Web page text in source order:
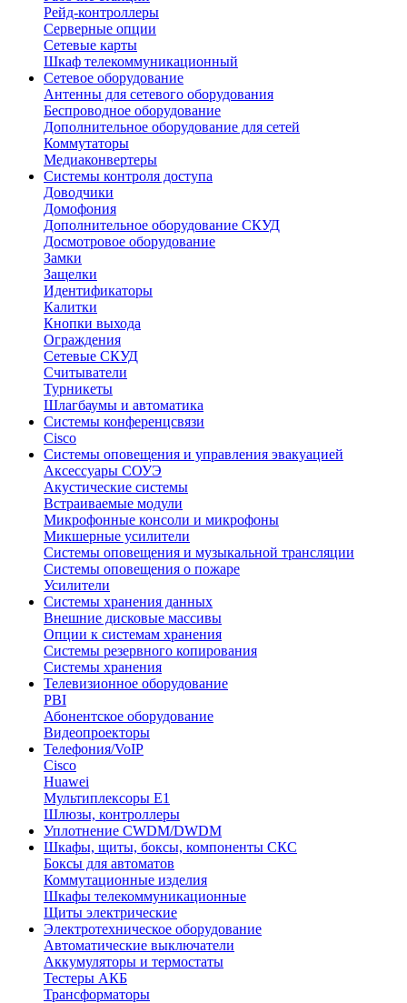
Рейд-контроллеры
Серверные опции
Сетевые карты
Шкаф телекоммуникационный
Сетевое оборудование
Антенны для сетевого оборудования
Беспроводное оборудование
Дополнительное оборудование для сетей
Коммутаторы
Медиаконвертеры
Системы контроля доступа
Доводчики
Домофония
Дополнительное оборудование СКУД
Досмотровое оборудование
Замки
Защелки
Идентификаторы
Калитки
Кнопки выхода
Ограждения
Сетевые СКУД
Считыватели
Турникеты
Шлагбаумы и автоматика
Системы конференцсвязи
Cisco
Системы оповещения и управления эвакуацией
Аксессуары СОУЭ
Акустические системы
Встраиваемые модули
Микрофонные консоли и микрофоны
Микшерные усилители
Системы оповещения и музыкальной трансляции
Системы оповещения о пожаре
Усилители
Системы хранения данных
Внешние дисковые массивы
Опции к системам хранения
Системы резервного копирования
Системы хранения
Телевизионное оборудование
PBI
Абонентское оборудование
Видеопроекторы
Телефония/VoIP
Cisco
Huawei
Мультиплексоры E1
Шлюзы, контроллеры
Уплотнение CWDM/DWDM
Шкафы, щиты, боксы, компоненты СКС
Боксы для автоматов
Коммутационные изделия
Шкафы телекоммуникационные
Щиты электрические
Электротехническое оборудование
Автоматические выключатели
Аккумуляторы и термостаты
Тестеры АКБ
Трансформаторы